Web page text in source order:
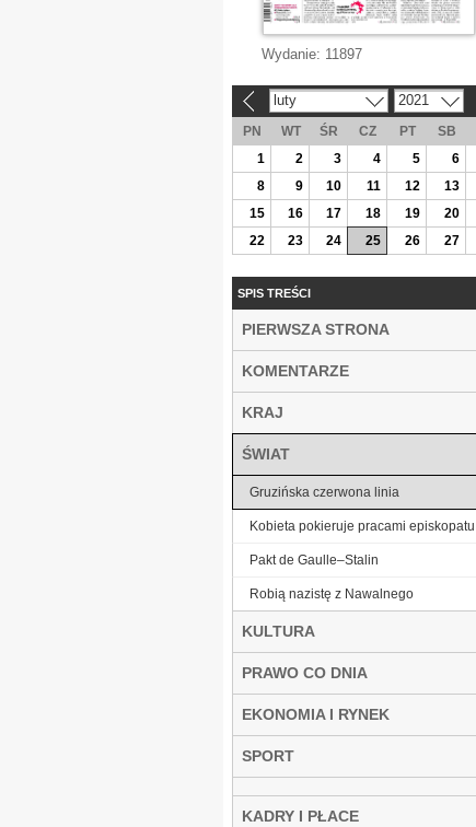
Wydanie: 11897
luty 2021
PN WT ŚR CZ PT SB
1
2 3 4 5 6
8
9 10 11 12 13
15
16 17 18 19 20
22
23 24 25 26 27
SPIS TREŚCI
PIERWSZA STRONA
KOMENTARZE
KRAJ
ŚWIAT
Gruzińska czerwona linia
Kobieta pokieruje pracami episkopatu
Pakt de Gaulle–Stalin
Robią nazistę z Nawalnego
KULTURA
PRAWO CO DNIA
EKONOMIA I RYNEK
SPORT
KADRY I PŁACE